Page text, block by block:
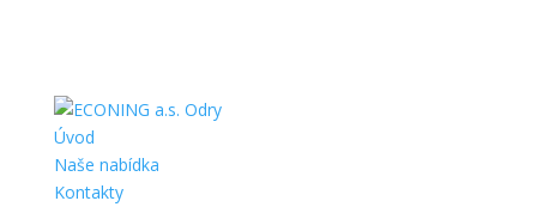
Úvod
Naše nabídka
Kontakty